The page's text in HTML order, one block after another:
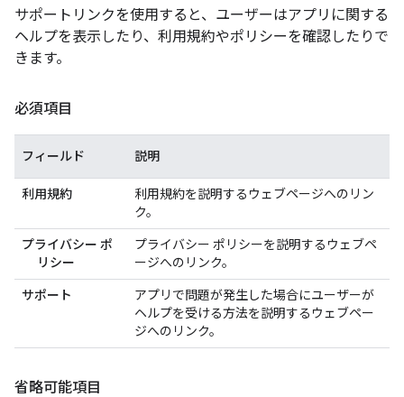
サポートリンクを使用すると、ユーザーはアプリに関する
ヘルプを表示したり、利用規約やポリシーを確認したりで
きます。
必須項目
フィールド 説明
利用規約
利用規約を説明するウェブページへのリン
ク。
プライバシー ポ
リシー
プライバシー ポリシーを説明するウェブペ
ージへのリンク。
サポート
アプリで問題が発生した場合にユーザーが
ヘルプを受ける方法を説明するウェブペー
ジへのリンク。
省略可能項目